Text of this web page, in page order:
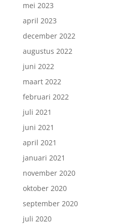
mei 2023
april 2023
december 2022
augustus 2022
juni 2022
maart 2022
februari 2022
juli 2021
juni 2021
april 2021
januari 2021
november 2020
oktober 2020
september 2020
juli 2020